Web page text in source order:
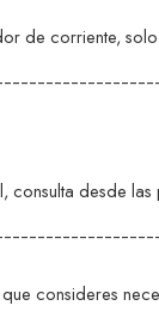
de corriente,
consulta desde
consideres